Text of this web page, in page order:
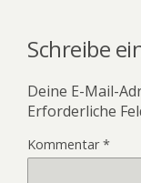
Schreibe
Deine E-Mail-
Erforderliche
Kommentar*